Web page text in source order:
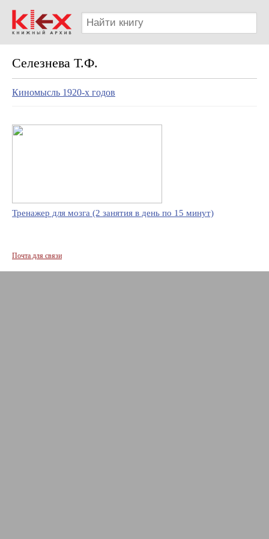
Селезнева Т.Ф.
Киномысль 1920-х годов
Тренажер для мозга (2 занятия в день по 15 минут)
Почта для связи